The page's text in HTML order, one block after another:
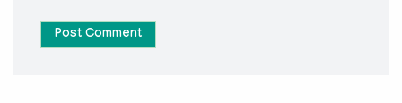
Post Comment